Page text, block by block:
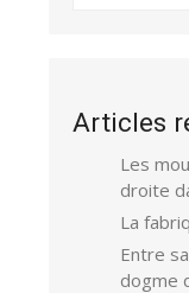
Articles
Les
droite
La
Entre
dogme